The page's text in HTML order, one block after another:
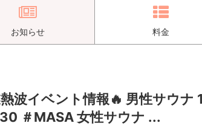
お知らせ 料金
波イベント情報🔥 男性サウ
＃MASA 女性サウナ ...